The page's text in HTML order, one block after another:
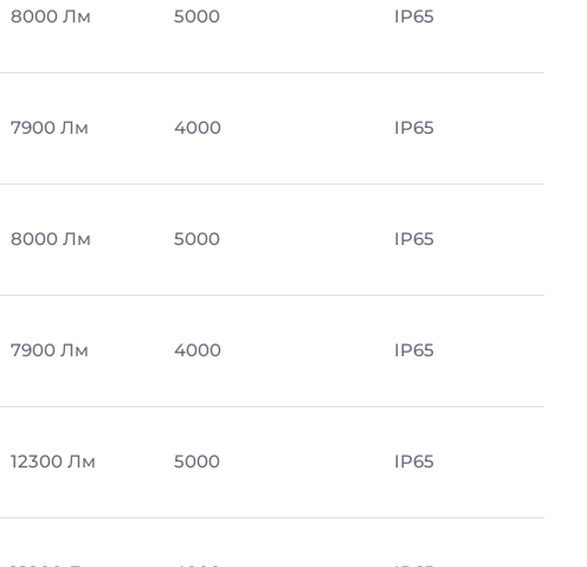
8000 Лм 5000 IP65
7900 Лм 4000 IP65
8000 Лм 5000 IP65
7900 Лм 4000 IP65
12300 Лм 5000 IP65